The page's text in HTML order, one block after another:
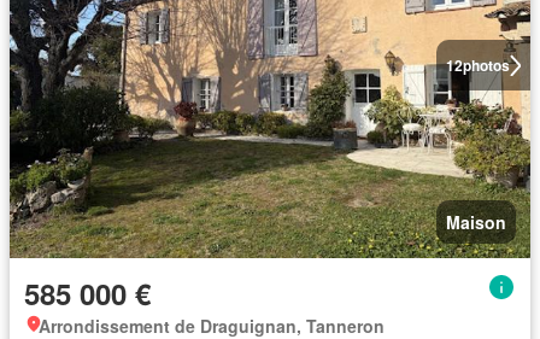
12photos
Maison
585 000 €
Arrondissement de Draguignan, Tanneron